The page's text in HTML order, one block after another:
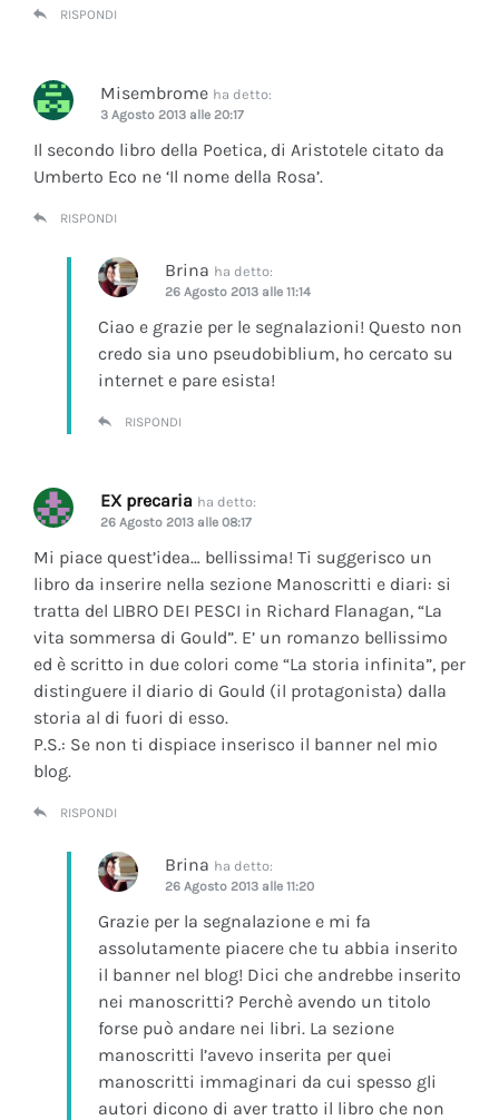
RISPONDI
Misembrome ha detto:
3 Agosto 2013 alle 20:17
Il secondo libro della Poetica, di Aristotele citato da
Umberto Eco ne ‘Il nome della Rosa’.
RISPONDI
Brina ha detto:
26 Agosto 2013 alle 11:14
Ciao e grazie per le segnalazioni! Questo non
credo sia uno pseudobiblium, ho cercato su
internet e pare esista!
RISPONDI
EX precaria ha detto:
26 Agosto 2013 alle 08:17
Mi piace quest’idea… bellissima! Ti suggerisco un
libro da inserire nella sezione Manoscritti e diari: si
tratta del LIBRO DEI PESCI in Richard Flanagan, “La
vita sommersa di Gould”. E’ un romanzo bellissimo
ed è scritto in due colori come “La storia infinita”, per
distinguere il diario di Gould (il protagonista) dalla
storia al di fuori di esso.
P.S.: Se non ti dispiace inserisco il banner nel mio
blog.
RISPONDI
Brina ha detto:
26 Agosto 2013 alle 11:20
Grazie per la segnalazione e mi fa
assolutamente piacere che tu abbia inserito
il banner nel blog! Dici che andrebbe inserito
nei manoscritti? Perchè avendo un titolo
forse può andare nei libri. La sezione
manoscritti l’avevo inserita per quei
manoscritti immaginari da cui spesso gli
autori dicono di aver tratto il libro che non